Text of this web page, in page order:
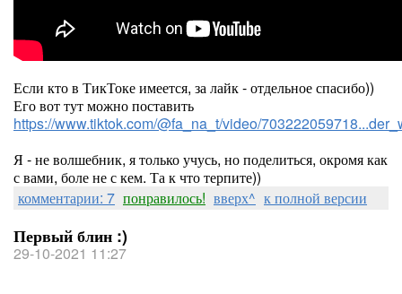
Если кто в ТикТоке имеется, за лайк - отдельное спасибо))
Его вот тут можно поставить
https://www.tiktok.com/@fa_na_t/video/
Я - не волшебник, я только учусь, но поделиться, окромя как
с вами, боле не с кем. Та к что терпите))
комментарии: 7 понравилось! вверх^ к полной версии
Первый блин :)
29-10-2021 11:27